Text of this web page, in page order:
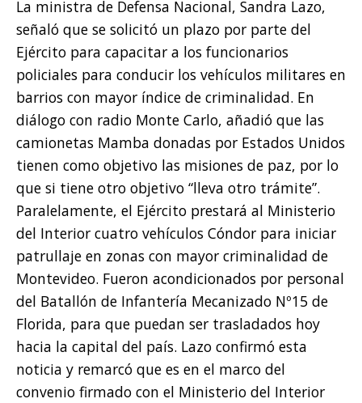
La ministra de Defensa Nacional, Sandra Lazo,
señaló que se solicitó un plazo por parte del
Ejército para capacitar a los funcionarios
policiales para conducir los vehículos militares en
barrios con mayor índice de criminalidad. En
diálogo con radio Monte Carlo, añadió que las
camionetas Mamba donadas por Estados Unidos
tienen como objetivo las misiones de paz, por lo
que si tiene otro objetivo “lleva otro trámite”.
Paralelamente, el Ejército prestará al Ministerio
del Interior cuatro vehículos Cóndor para iniciar
patrullaje en zonas con mayor criminalidad de
Montevideo. Fueron acondicionados por personal
del Batallón de Infantería Mecanizado Nº15 de
Florida, para que puedan ser trasladados hoy
hacia la capital del país. Lazo confirmó esta
noticia y remarcó que es en el marco del
convenio firmado con el Ministerio del Interior